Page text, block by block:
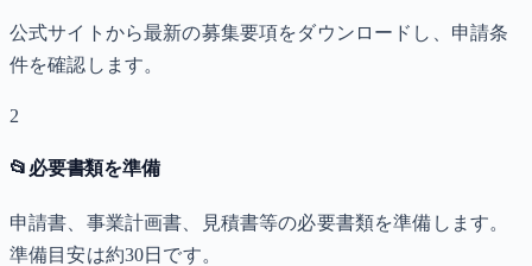
公式サイトから最新の募集要項をダウンロードし、申請条
件を確認します。
2
📂 必要書類を準備
申請書、事業計画書、見積書等の必要書類を準備します。
準備目安は約30日です。